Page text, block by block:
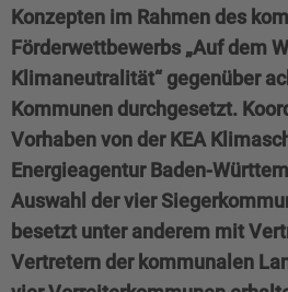
Konzepten im Rahmen des
Förderwettbewerbs „Auf dem
Klimaneutralität“ gegenüber
Kommunen durchgesetzt.
Vorhaben von der KEA
Energieagentur Baden-
Auswahl der vier
besetzt unter anderem mit
Vertretern der kommunalen